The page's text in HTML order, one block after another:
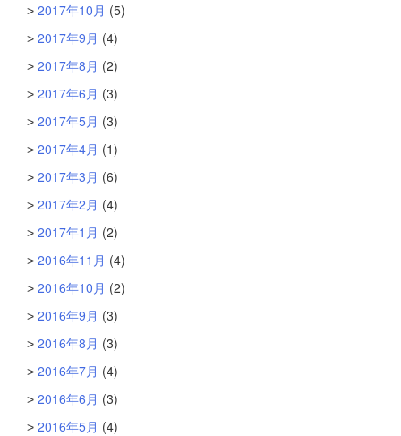
2017年10月 (5)
2017年9月 (4)
2017年8月 (2)
2017年6月 (3)
2017年5月 (3)
2017年4月 (1)
2017年3月 (6)
2017年2月 (4)
2017年1月 (2)
2016年11月 (4)
2016年10月 (2)
2016年9月 (3)
2016年8月 (3)
2016年7月 (4)
2016年6月 (3)
2016年5月 (4)